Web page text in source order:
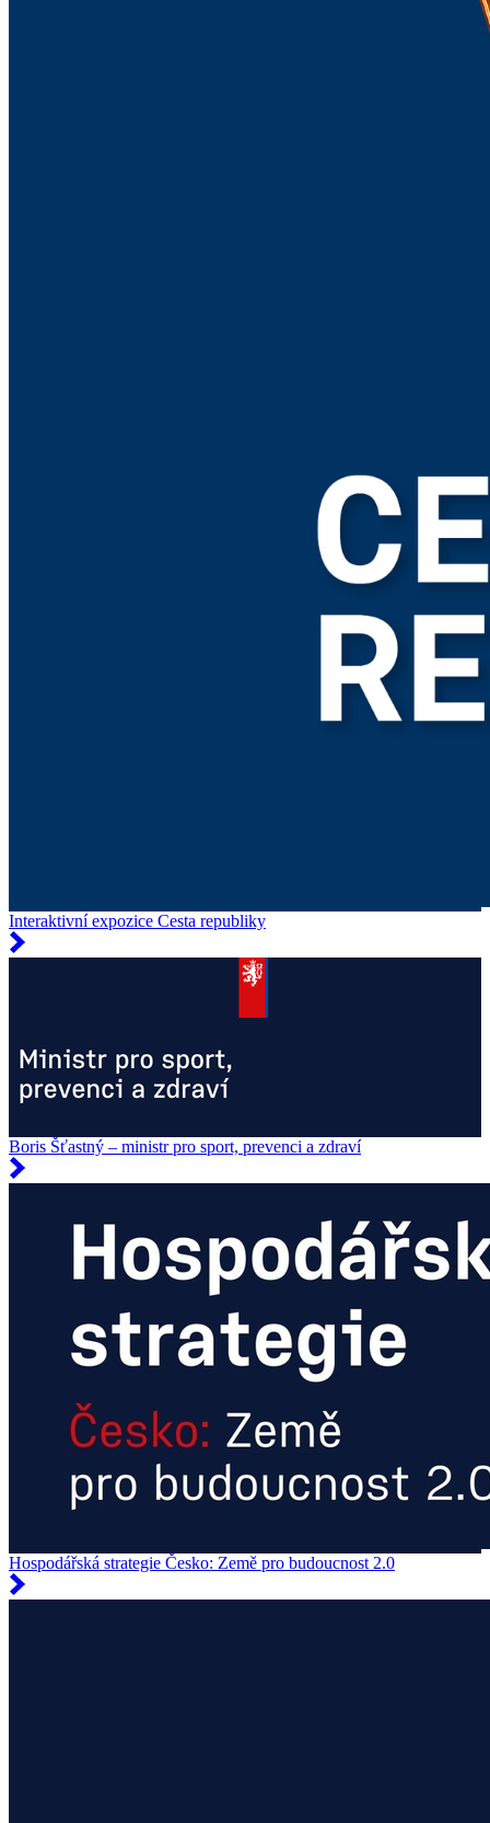
Interaktivní expozice Cesta republiky
Boris Šťastný – ministr pro sport, prevenci a zdraví
Hospodářská strategie Česko: Země pro budoucnost 2.0